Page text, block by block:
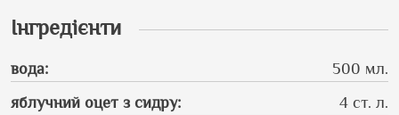
Інгредієнти
вода:
500 мл.
яблучний оцет з сидру:
4 ст. л.